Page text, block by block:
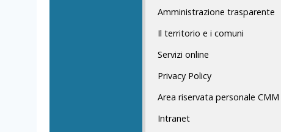
Amministrazione trasparente
Il territorio e i comuni
Servizi online
Privacy Policy
Area riservata personale CMM
Intranet